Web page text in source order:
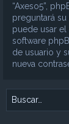
“Axeso5”,
preguntará
puede usar el
software
de usuario y
nueva